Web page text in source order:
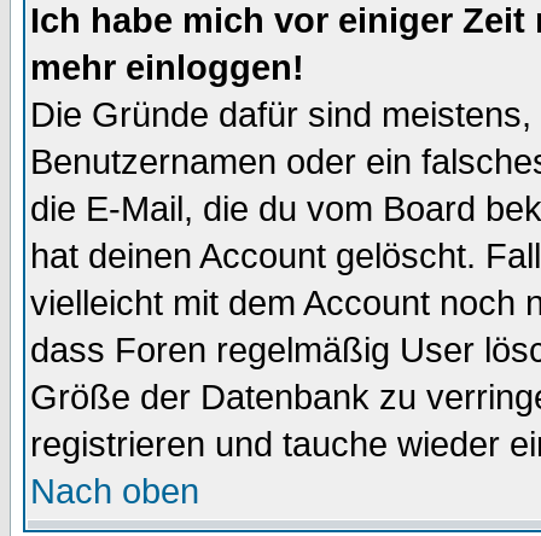
Ich habe mich vor einiger
mehr einloggen!
Die Gründe dafür sind
Benutzernamen oder ein
die E-Mail, die du vom Board
hat deinen Account gelöscht.
vielleicht mit dem Account noch
dass Foren regelmäßig User
Größe der Datenbank zu
registrieren und tauche wieder
Nach oben